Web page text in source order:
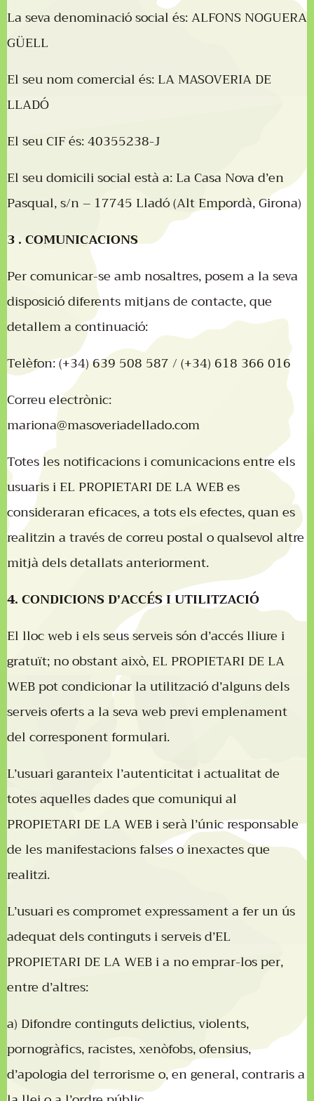
La seva denominació social és: ALFONS NOGUERA
GÜELL
El seu nom comercial és: LA MASOVERIA DE
LLADÓ
El seu CIF és: 40355238-J
El seu domicili social està a: La Casa Nova d’en
Pasqual, s/n – 17745 Lladó (Alt Empordà, Girona)
3 . COMUNICACIONS
Per comunicar-se amb nosaltres, posem a la seva
disposició diferents mitjans de contacte, que
detallem a continuació:
Telèfon: (+34) 639 508 587 / (+34) 618 366 016
Correu electrònic:
mariona@masoveriadellado.com
Totes les notificacions i comunicacions entre els
usuaris i EL PROPIETARI DE LA WEB es
consideraran eficaces, a tots els efectes, quan es
realitzin a través de correu postal o qualsevol altre
mitjà dels detallats anteriorment.
4. CONDICIONS D’ACCÉS I UTILITZACIÓ
El lloc web i els seus serveis són d’accés lliure i
gratuït; no obstant això, EL PROPIETARI DE LA
WEB pot condicionar la utilització d’alguns dels
serveis oferts a la seva web previ emplenament
del corresponent formulari.
L’usuari garanteix l’autenticitat i actualitat de
totes aquelles dades que comuniqui al
PROPIETARI DE LA WEB i serà l’únic responsable
de les manifestacions falses o inexactes que
realitzi.
L’usuari es compromet expressament a fer un ús
adequat dels continguts i serveis d’EL
PROPIETARI DE LA WEB i a no emprar-los per,
entre d’altres:
a) Difondre continguts delictius, violents,
pornogràfics, racistes, xenòfobs, ofensius,
d’apologia del terrorisme o, en general, contraris a